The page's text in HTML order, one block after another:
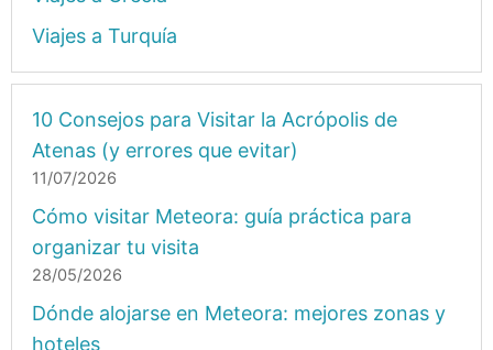
Viajes a Turquía
10 Consejos para Visitar la Acrópolis de
Atenas (y errores que evitar)
11/07/2026
Cómo visitar Meteora: guía práctica para
organizar tu visita
28/05/2026
Dónde alojarse en Meteora: mejores zonas y
hoteles